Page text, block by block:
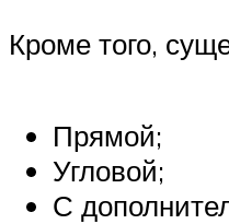
Кроме того,
Прямой;
Угловой;
С